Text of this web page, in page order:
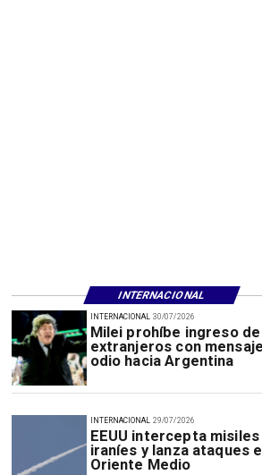
30/07/2026
Milei prohíbe ingreso de
extranjeros con
odio hacia Argentina
INTERNACIONAL
29/07/2026
EEUU intercepta misiles
iraníes y lanza ataques
Oriente Medio
INTERNACIONAL
INTERNACIONAL